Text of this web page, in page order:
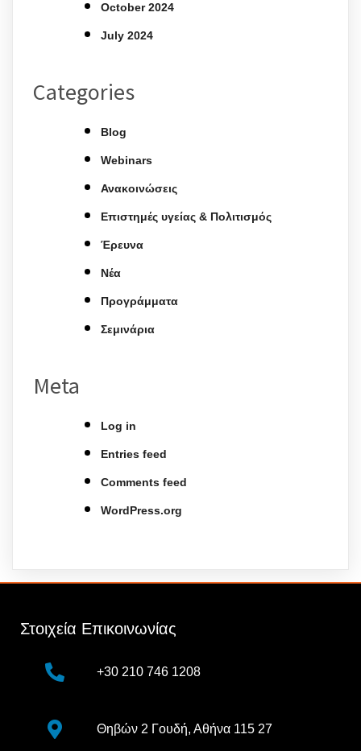
October 2024
July 2024
Categories
Blog
Webinars
Ανακοινώσεις
Επιστημές υγείας & Πολιτισμός
Έρευνα
Νέα
Προγράμματα
Σεμινάρια
Meta
Log in
Entries feed
Comments feed
WordPress.org
Στοιχεία Επικοινωνίας
+30 210 746 1208
Θηβών 2 Γουδή, Αθήνα 115 27